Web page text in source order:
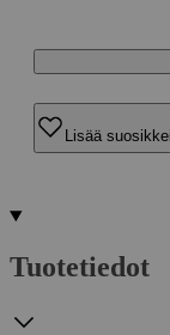
Lisää
Tuotetiedot